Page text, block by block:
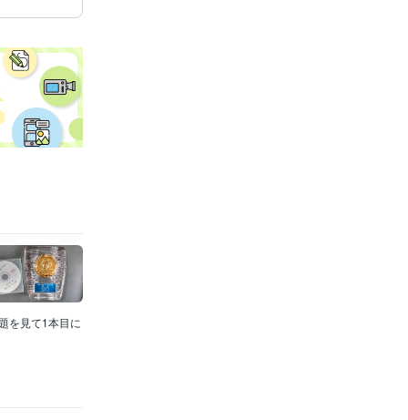
を見て1本目に